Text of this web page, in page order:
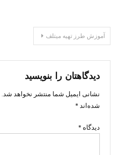
راهبری
نوشته
آموزش طرز تهیه میتلف
دیدگاهتان را بنویسید
نشانی ایمیل شما منتشر نخواهد شد.
شده‌اند*
دیدگاه *